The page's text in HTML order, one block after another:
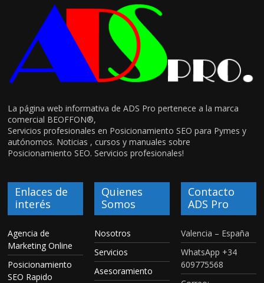
La página web informativa de ADS Pro pertenece a la marca
comercial BEOFFON®,
Servicios profesionales en Posicionamiento SEO para Pymes y
autónomos. Noticias , cursos y manuales sobre
Posicionamiento SEO. Servicios profesionales!
Enlaces de
interés
Agencia de
Marketing Online
Posicionamiento
SEO Rapido
Quienes
Somos
Nosotros
Servicios
Asesoramiento
Contacto
ADS Pro
Valencia – España
WhatsApp +34
609775568